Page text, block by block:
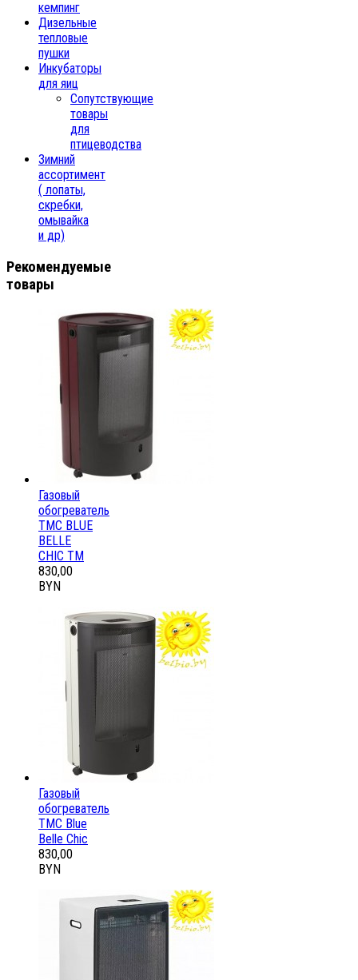
кемпинг
Дизельные
тепловые
пушки
Инкубаторы
для яиц
Сопутствующие
товары
для
птицеводства
Зимний
ассортимент
( лопаты,
скребки,
омывайка
и др)
Рекомендуемые
товары
Газовый
обогреватель
ТМС BLUE
BELLE
CHIC ТМ
830,00
BYN
Газовый
обогреватель
ТМС Blue
Belle Chic
830,00
BYN